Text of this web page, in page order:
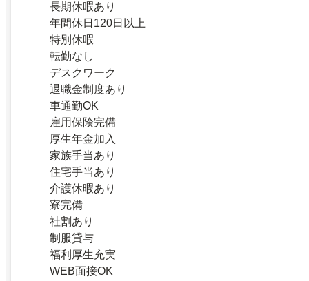
長期休暇あり
年間休日120日以上
特別休暇
転勤なし
デスクワーク
退職金制度あり
車通勤OK
雇用保険完備
厚生年金加入
家族手当あり
住宅手当あり
介護休暇あり
寮完備
社割あり
制服貸与
福利厚生充実
WEB面接OK